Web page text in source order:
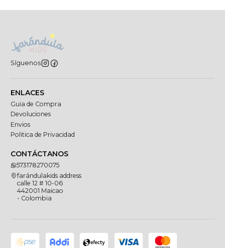
Síguenos
ENLACES
Guia de Compra
Devoluciones
Envios
Politica de Privacidad
CONTÁCTANOS
573178270075
farándulakids address
calle 12 # 10-06
442001 Maicao
- Colombia